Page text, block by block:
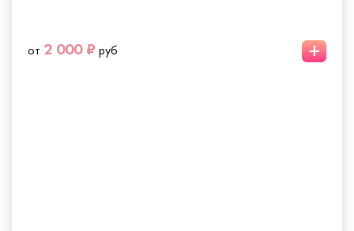
от 2 000 ₽ руб +